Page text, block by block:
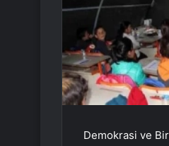
Demokrasi ve